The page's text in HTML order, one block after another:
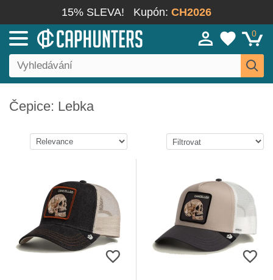
15% SLEVA! Kupón: CH2026
0
Čepice: Lebka